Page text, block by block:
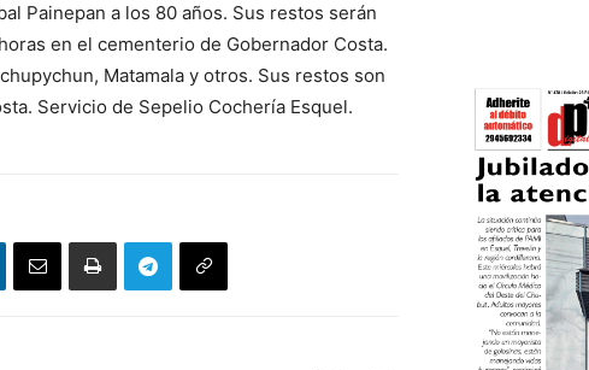
Painepan a los 80 años. Sus restos serán
en el cementerio de Gobernador Costa.
Matamala y otros. Sus restos son
Servicio de Sepelio Cochería Esquel.